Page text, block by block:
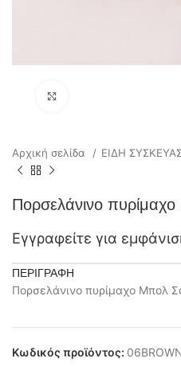
Αρχική σελίδα ΕΙΔΗ
Πορσελάνινο
Εγγραφείτε για
ΠΕΡΙΓΡΑΦΉ
Πορσελάνινο πυρίμαχο Μπολ
Κωδικός προϊόντος: